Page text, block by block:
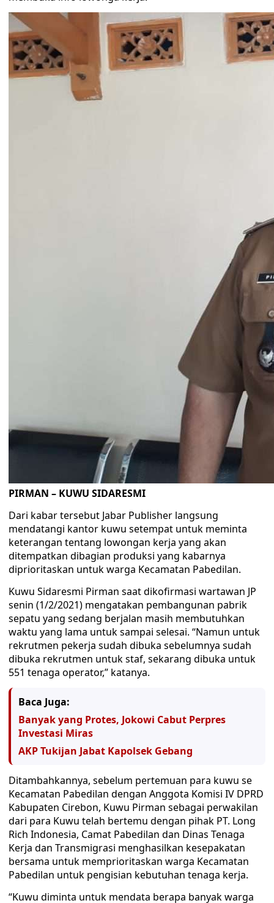
PIRMAN – KUWU SIDARESMI
Dari kabar tersebut Jabar Publisher langsung
mendatangi kantor kuwu setempat untuk meminta
keterangan tentang lowongan kerja yang akan
ditempatkan dibagian produksi yang kabarnya
diprioritaskan untuk warga Kecamatan Pabedilan.
Kuwu Sidaresmi Pirman saat dikofirmasi wartawan JP
senin (1/2/2021) mengatakan pembangunan pabrik
sepatu yang sedang berjalan masih membutuhkan
waktu yang lama untuk sampai selesai. “Namun untuk
rekrutmen pekerja sudah dibuka sebelumnya sudah
dibuka rekrutmen untuk staf, sekarang dibuka untuk
551 tenaga operator,” katanya.
Baca Juga:
Banyak yang Protes, Jokowi Cabut Perpres
Investasi Miras
AKP Tukijan Jabat Kapolsek Gebang
Ditambahkannya, sebelum pertemuan para kuwu se
Kecamatan Pabedilan dengan Anggota Komisi IV DPRD
Kabupaten Cirebon, Kuwu Pirman sebagai perwakilan
dari para Kuwu telah bertemu dengan pihak PT. Long
Rich Indonesia, Camat Pabedilan dan Dinas Tenaga
Kerja dan Transmigrasi menghasilkan kesepakatan
bersama untuk memprioritaskan warga Kecamatan
Pabedilan untuk pengisian kebutuhan tenaga kerja.
“Kuwu diminta untuk mendata berapa banyak warga